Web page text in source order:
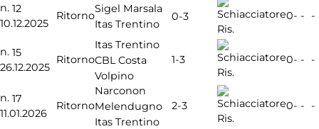
n. 12
10.12.2025
Ritorno
Sigel Marsala
Itas Trentino
0-3
Ris.
0- - -
n. 15
26.12.2025
Ritorno
Itas Trentino
CBL Costa
Volpino
1-3
Ris.
0- - -
n. 17
11.01.2026
Ritorno
Narconon
Melendugno
Itas Trentino
2-3
Ris.
0- - -